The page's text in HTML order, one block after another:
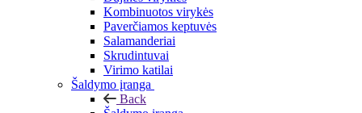
Kombinuotos virykės
Paverčiamos keptuvės
Salamanderiai
Skrudintuvai
Virimo katilai
Šaldymo įranga
Back